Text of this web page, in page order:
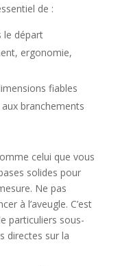
de :
le départ
ergonomie,
fiables
branchements
celui que vous
solides pour
Ne pas
à l’aveugle. C’est
particuliers sous-
directes sur la